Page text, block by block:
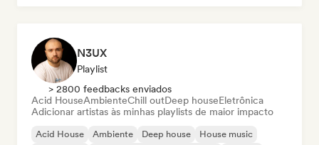
N3UX
Playlist
> 2800 feedbacks enviados
Acid HouseAmbienteChill outDeep houseEletrônica
Adicionar artistas às minhas playlists de maior impacto
Acid House Ambiente Deep house
House music